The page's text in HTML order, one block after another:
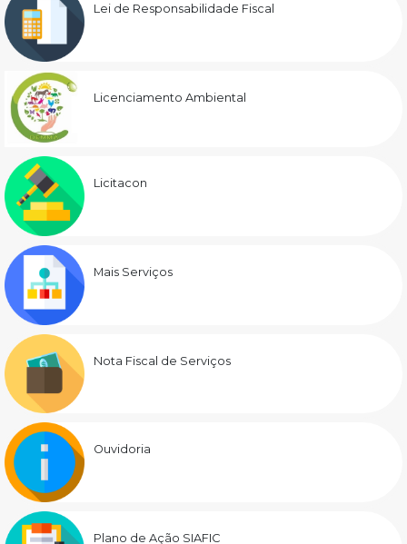
Lei de Responsabilidade Fiscal
Licenciamento Ambiental
Licitacon
Mais Serviços
Nota Fiscal de Serviços
Ouvidoria
Plano de Ação SIAFIC